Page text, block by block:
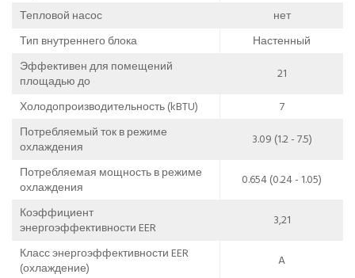
Тепловой насос
нет
Тип внутреннего блока
Настенный
Эффективен для помещений
площадью до
21
Холодопроизводительность (kBTU)
7
Потребляемый ток в режиме
охлаждения
3.09 (1.2 - 7.5)
Потребляемая мощность в режиме
охлаждения
0.654 (0.24 - 1.05)
Коэффициент
энергоэффективности EER
3,21
Класс энергоэффективности EER
(охлаждение)
A